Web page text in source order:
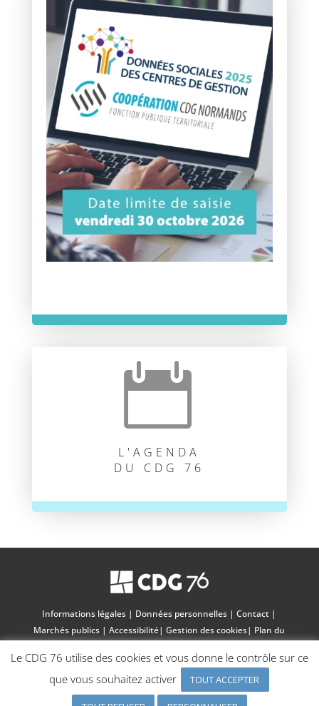

L'AGENDA
DU CDG 76
Informations légales | Données personnelles |Contact |
Marchés publics |Accessibilité|Gestion des cookies| Plan du
© 2025, CDG 76
Le CDG 76 utilise des cookies et vous donne le contrôle sur ce
que vous souhaitez activer
TOUT ACCEPTER